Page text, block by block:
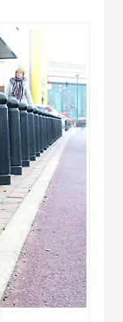
Bị Ngành Bán
Chuyên Dụng
Ngành Công An
- Quân Đội
Giải Pháp Bãi
Giữ Xe Thông
Minh
Sản Phẩm
THIẾT BỊ AN
NINH
Camera Thông
Minh
Cổng Từ Siêu
Thị
Máy Đếm
Người
Máy Dò Tìm